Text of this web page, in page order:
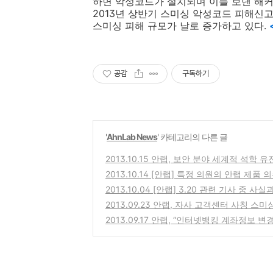
2013년 상반기 스미싱 악성코드 피해신
스미싱 피해 규모가 날로 증가하고 있다.
공감 구독하기
'AhnLab News' 카테고리의 다른 글
2013.10.15 안랩, 보안 분야 세계적 석학
2013.10.14 [안랩] 특정 의원의 안랩 제품
2013.10.04 [안랩] 3.20 관련 기사 중 사실
2013.09.23 안랩, 자사 고객센터 사칭 스미
2013.09.17 안랩, “인터넷뱅킹 계좌정보 변